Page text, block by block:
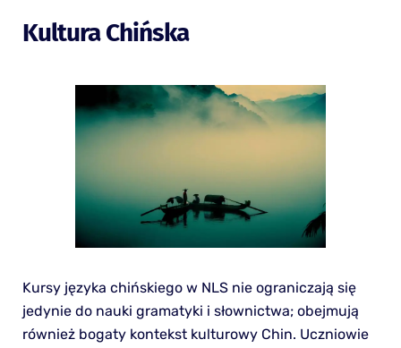
Kultura Chińska
Kursy języka chińskiego w NLS nie ograniczają się
jedynie do nauki gramatyki i słownictwa; obejmują
również bogaty kontekst kulturowy Chin. Uczniowie